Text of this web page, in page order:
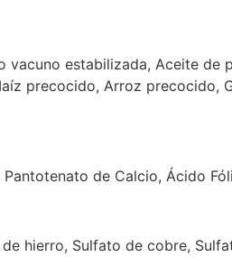
vacuno estabilizada, Aceite
precocido, Arroz precocido,
Pantotenato de Calcio, Ácido
hierro, Sulfato de cobre,